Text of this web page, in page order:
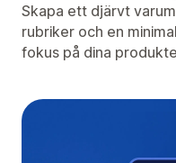
Skapa ett djärvt
rubriker och en
fokus på dina